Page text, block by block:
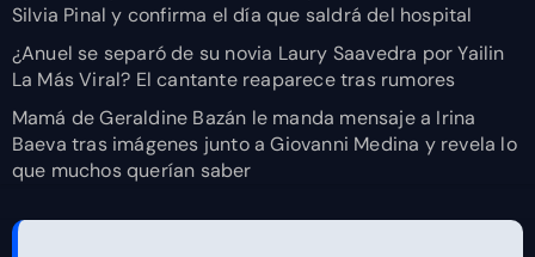
Silvia Pinal y confirma el día que saldrá del hospital
¿Anuel se separó de su novia Laury Saavedra por Yailin
La Más Viral? El cantante reaparece tras rumores
Mamá de Geraldine Bazán le manda mensaje a Irina
Baeva tras imágenes junto a Giovanni Medina y revela lo
que muchos querían saber